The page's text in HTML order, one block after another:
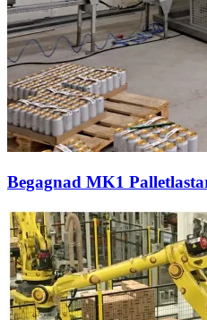
Begagnad MK1